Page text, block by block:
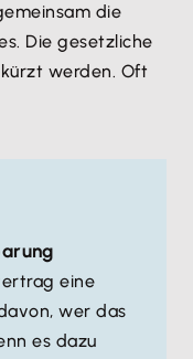
die
Die gesetzliche
werden. Oft
eine
wer das
es dazu